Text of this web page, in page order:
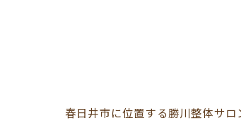
春日井市に位置する勝川整体サ